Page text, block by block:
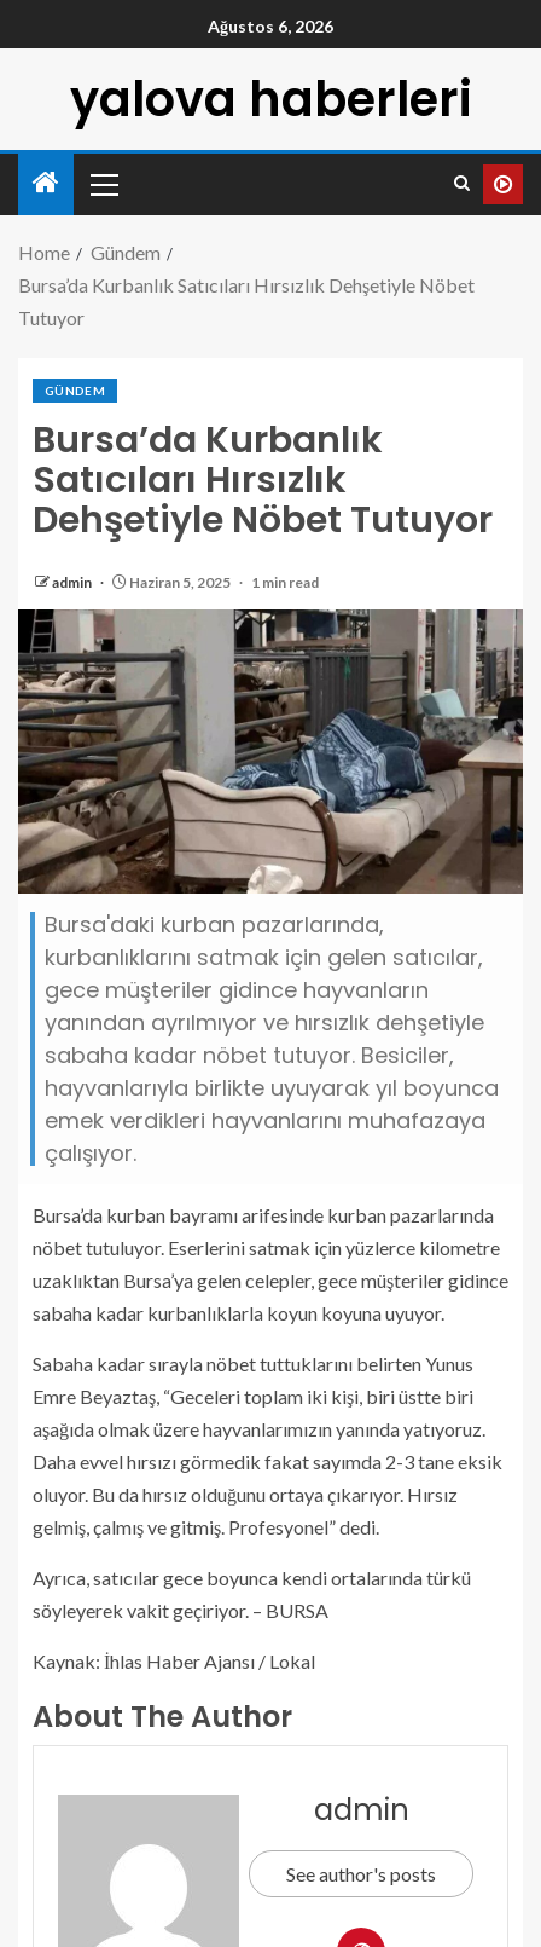
Ağustos 6, 2026
yalova haberleri
Home
Gündem
Bursa’da Kurbanlık Satıcıları Hırsızlık Dehşetiyle Nöbet
Tutuyor
GÜNDEM
Bursa’da Kurbanlık
Satıcıları Hırsızlık
Dehşetiyle Nöbet Tutuyor
admin Haziran 5, 2025 1 min read
Bursa'daki kurban pazarlarında,
kurbanlıklarını satmak için gelen satıcılar,
gece müşteriler gidince hayvanların
yanından ayrılmıyor ve hırsızlık dehşetiyle
sabaha kadar nöbet tutuyor. Besiciler,
hayvanlarıyla birlikte uyuyarak yıl boyunca
emek verdikleri hayvanlarını muhafazaya
çalışıyor.
Bursa’da kurban bayramı arifesinde kurban pazarlarında
nöbet tutuluyor. Eserlerini satmak için yüzlerce kilometre
uzaklıktan Bursa’ya gelen celepler, gece müşteriler gidince
sabaha kadar kurbanlıklarla koyun koyuna uyuyor.
Sabaha kadar sırayla nöbet tuttuklarını belirten Yunus
Emre Beyaztaş, “Geceleri toplam iki kişi, biri üstte biri
aşağıda olmak üzere hayvanlarımızın yanında yatıyoruz.
Daha evvel hırsızı görmedik fakat sayımda 2-3 tane eksik
oluyor. Bu da hırsız olduğunu ortaya çıkarıyor. Hırsız
gelmiş, çalmış ve gitmiş. Profesyonel” dedi.
Ayrıca, satıcılar gece boyunca kendi ortalarında türkü
söyleyerek vakit geçiriyor. – BURSA
Kaynak: İhlas Haber Ajansı / Lokal
About The Author
admin
See author's posts